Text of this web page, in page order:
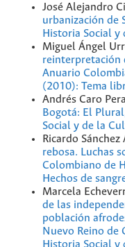
José Alejandro
urbanización de
Historia Social
Miguel Ángel
reinterpretación
Anuario
(2010): Tema
Andrés Caro
Bogotá: El
Social y de la
Ricardo Sánchez
rebosa. Luchas
Colombiano de
Hechos de
Marcela
de las
población
Nuevo Reino de
Historia Social